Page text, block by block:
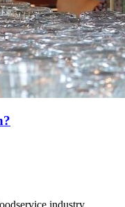
industry.